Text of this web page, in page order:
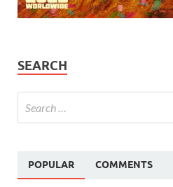
SEARCH
POPULAR COMMENTS